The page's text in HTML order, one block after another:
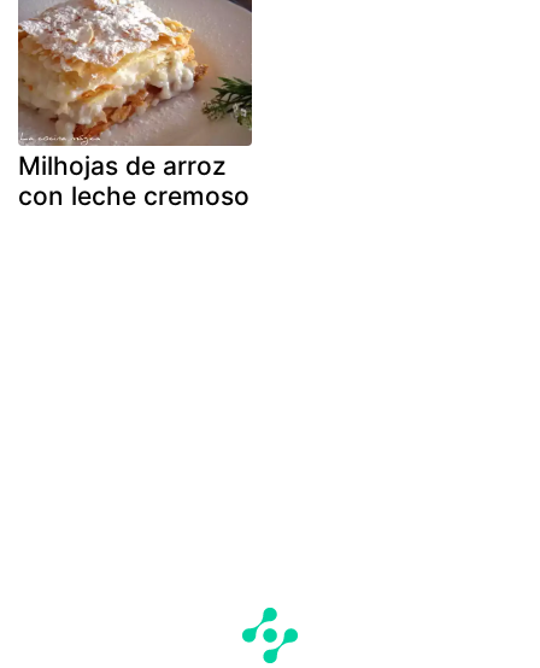
Milhojas de arroz
con leche cremoso